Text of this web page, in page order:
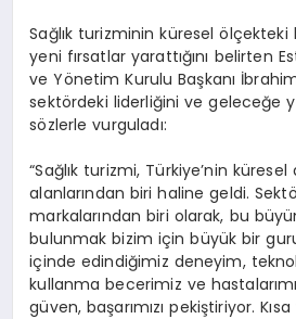
Sağlık turizminin küresel
yeni fırsatlar yarattığını belirten
ve Yönetim Kurulu Başkanı
sektördeki liderliğini ve geleceğe
sözlerle vurguladı:
“Sağlık turizmi, Türkiye’nin
alanlarından biri haline geldi.
markalarından biri olarak, bu
bulunmak bizim için büyük bir
içinde edindiğimiz deneyim,
kullanma becerimiz ve
güven, başarımızı pekiştiriyor.